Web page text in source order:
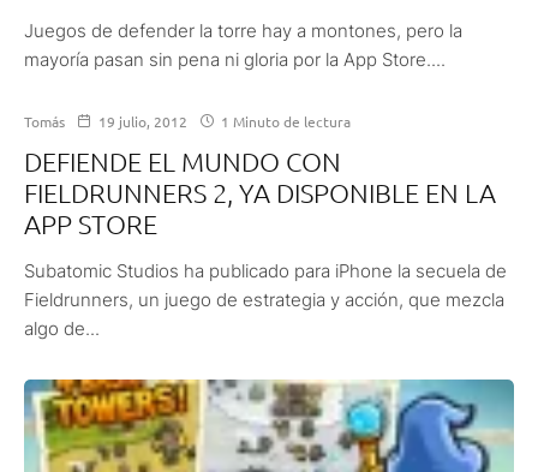
Juegos de defender la torre hay a montones, pero la
mayoría pasan sin pena ni gloria por la App Store....
Tomás 19 julio, 2012 1 Minuto de lectura
DEFIENDE EL MUNDO CON
FIELDRUNNERS 2, YA DISPONIBLE EN LA
APP STORE
Subatomic Studios ha publicado para iPhone la secuela de
Fieldrunners, un juego de estrategia y acción, que mezcla
algo de...